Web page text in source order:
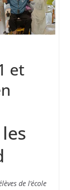
et
de l’école